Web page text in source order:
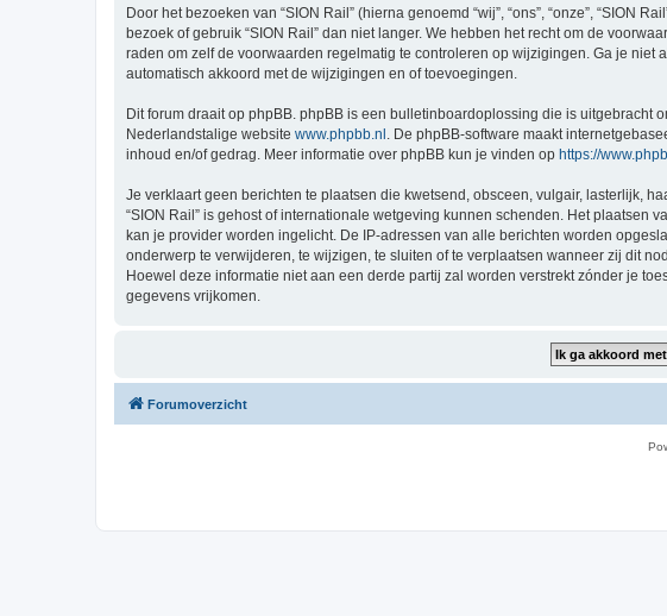
Door het bezoeken van “SION Rail” (hierna genoemd “wij”, “ons”, “onze”, “SION
bezoek of gebruik “SION Rail” dan niet langer. We hebben het recht om de
raden om zelf de voorwaarden regelmatig te controleren op wijzigingen. Ga je niet
automatisch akkoord met de wijzigingen en of toevoegingen.
Dit forum draait op phpBB. phpBB is een bulletinboardoplossing die is uitgebracht
Nederlandstalige website www.phpbb.nl . De phpBB-software maakt
inhoud en/of gedrag. Meer informatie over phpBB kun je vinden op https://
Je verklaart geen berichten te plaatsen die kwetsend, obsceen, vulgair, lasterlijk,
“SION Rail” is gehost of internationale wetgeving kunnen schenden. Het
kan je provider worden ingelicht. De IP-adressen van alle berichten worden
onderwerp te verwijderen, te wijzigen, te sluiten of te verplaatsen wanneer zij dit
Hoewel deze informatie niet aan een derde partij zal worden verstrekt zónder je
gegevens vrijkomen.
Forumoverzicht